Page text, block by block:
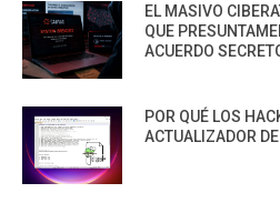
EL MASIVO
QUE
ACUERDO
POR QUÉ LOS
ACTUALIZADOR